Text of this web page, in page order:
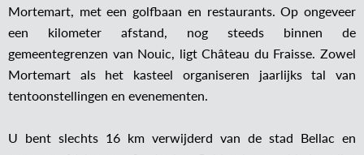
Mortemart, met een golfbaan en restaurants. Op ongeveer
een kilometer afstand, nog steeds binnen de
gemeentegrenzen van Nouic, ligt Château du Fraisse. Zowel
Mortemart als het kasteel organiseren jaarlijks tal van
tentoonstellingen en evenementen.
U bent slechts 16 km verwijderd van de stad Bellac en